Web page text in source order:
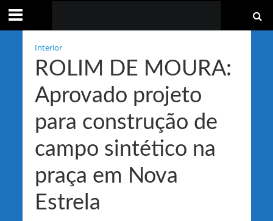
Interior
ROLIM DE MOURA:
Aprovado projeto
para construção de
campo sintético na
praça em Nova
Estrela